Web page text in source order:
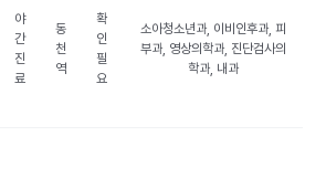
야
간
진
료
동
천
역
확
인
필
요
소아청소년과, 이비인후과, 피
부과, 영상의학과, 진단검사의
학과, 내과